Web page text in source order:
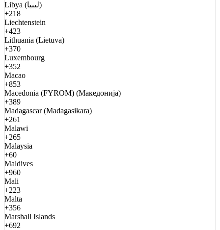
Libya (ليبيا)
+218
Liechtenstein
+423
Lithuania (Lietuva)
+370
Luxembourg
+352
Macao
+853
Macedonia (FYROM) (Македонија)
+389
Madagascar (Madagasikara)
+261
Malawi
+265
Malaysia
+60
Maldives
+960
Mali
+223
Malta
+356
Marshall Islands
+692